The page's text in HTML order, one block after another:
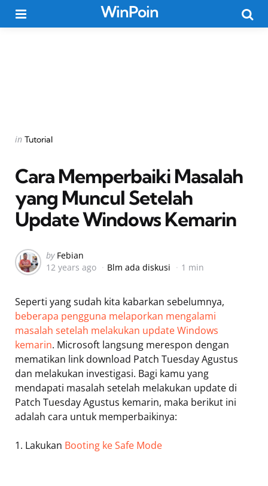
WinPoin
Categories
Posted
in Tutorial
Cara Memperbaiki Masalah
yang Muncul Setelah
Update Windows Kemarin
Posted
by
by Febian
12 years ago
Blm ada diskusi 1 min
Seperti yang sudah kita kabarkan sebelumnya,
beberapa pengguna melaporkan mengalami
masalah setelah melakukan update Windows
kemarin. Microsoft langsung merespon dengan
mematikan link download Patch Tuesday Agustus
dan melakukan investigasi. Bagi kamu yang
mendapati masalah setelah melakukan update di
Patch Tuesday Agustus kemarin, maka berikut ini
adalah cara untuk memperbaikinya:
1. Lakukan Booting ke Safe Mode